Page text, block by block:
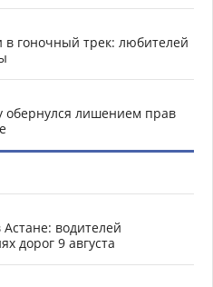
гоночный трек: любителей
обернулся лишением прав
водителей
дорог 9 августа